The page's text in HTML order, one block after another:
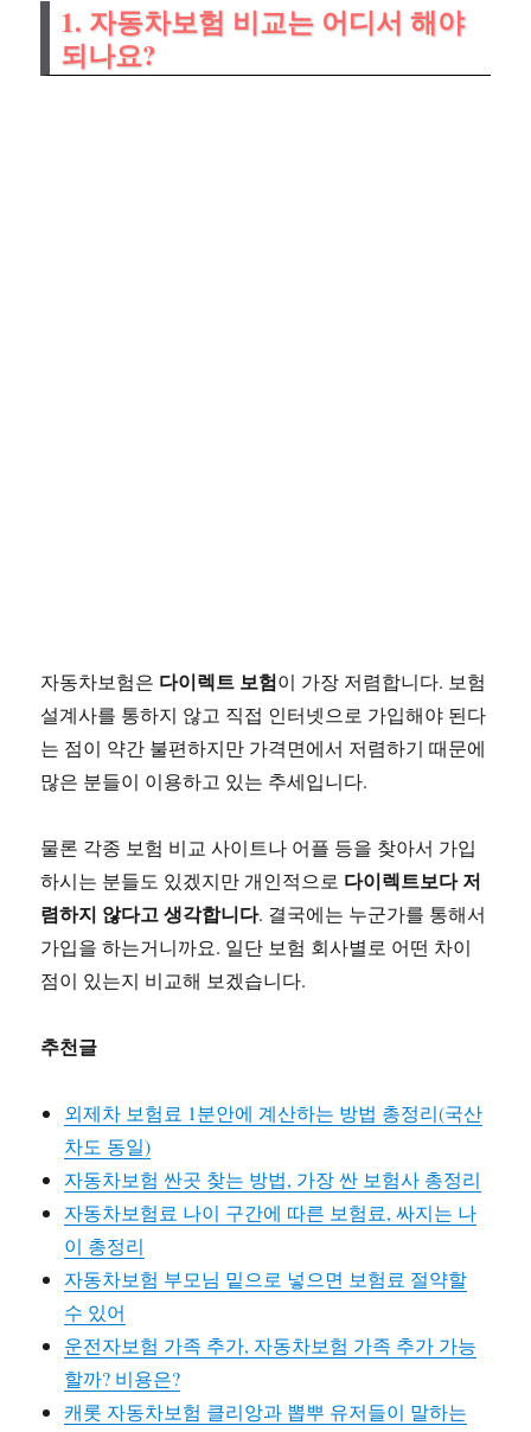
1. 자동차보험 비교는 어디서 해야
되나요?
자동차보험은 다이렉트 보험이 가장 저렴합니다. 보험
설계사를 통하지 않고 직접 인터넷으로 가입해야 된다
는 점이 약간 불편하지만 가격면에서 저렴하기 때문에
많은 분들이 이용하고 있는 추세입니다.
물론 각종 보험 비교 사이트나 어플 등을 찾아서 가입
하시는 분들도 있겠지만 개인적으로 다이렉트보다 저
렴하지 않다고 생각합니다. 결국에는 누군가를 통해서
가입을 하는거니까요. 일단 보험 회사별로 어떤 차이
점이 있는지 비교해 보겠습니다.
추천글
외제차 보험료 1분안에 계산하는 방법 총정리(국산
차도 동일)
자동차보험 싼곳 찾는 방법, 가장 싼 보험사 총정리
자동차보험료 나이 구간에 따른 보험료, 싸지는 나
이 총정리
자동차보험 부모님 밑으로 넣으면 보험료 절약할
수 있어
운전자보험 가족 추가, 자동차보험 가족 추가 가능
할까? 비용은?
캐롯 자동차보험 클리앙과 뽑뿌 유저들이 말하는